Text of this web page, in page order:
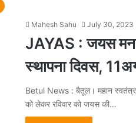
Mahesh Sahu July 30, 2023
JAYAS : जयस
स्थापना दिवस,
Betul News : बैतूल। महान
को लेकर रविवार को जयस की…